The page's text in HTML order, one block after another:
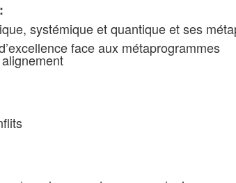
systémique et quantique et ses
face aux métaprogrammes